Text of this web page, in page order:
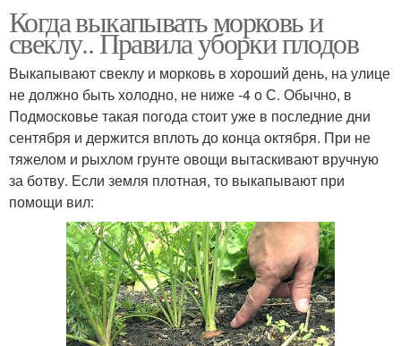
Когда выкапывать морковь и
свеклу.. Правила уборки плодов
Выкапывают свеклу и морковь в хороший день, на улице
не должно быть холодно, не ниже -4 о С. Обычно, в
Подмосковье такая погода стоит уже в последние дни
сентября и держится вплоть до конца октября. При не
тяжелом и рыхлом грунте овощи вытаскивают вручную
за ботву. Если земля плотная, то выкапывают при
помощи вил: